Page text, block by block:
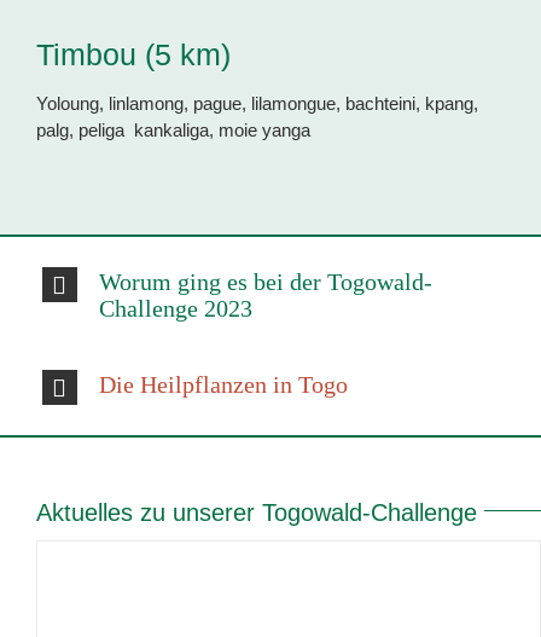
Timbou (5 km)
Yoloung, linlamong, pague, lilamongue, bachteini, kpang,
palg, peliga kankaliga, moie yanga
Worum ging es bei der Togowald-
Challenge 2023
Die Heilpflanzen in Togo
Aktuelles zu unserer Togowald-Challenge